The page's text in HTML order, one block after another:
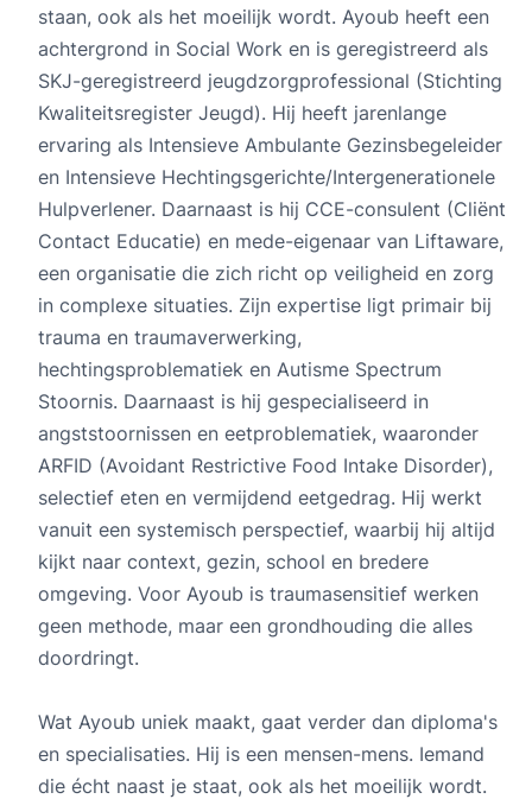
staan, ook als het moeilijk wordt. Ayoub heeft een
achtergrond in Social Work en is geregistreerd als
SKJ-geregistreerd jeugdzorgprofessional (Stichting
Kwaliteitsregister Jeugd). Hij heeft jarenlange
ervaring als Intensieve Ambulante Gezinsbegeleider
en Intensieve Hechtingsgerichte/Intergenerationele
Hulpverlener. Daarnaast is hij CCE-consulent (Cliënt
Contact Educatie) en mede-eigenaar van Liftaware,
een organisatie die zich richt op veiligheid en zorg
in complexe situaties. Zijn expertise ligt primair bij
trauma en traumaverwerking,
hechtingsproblematiek en Autisme Spectrum
Stoornis. Daarnaast is hij gespecialiseerd in
angststoornissen en eetproblematiek, waaronder
ARFID (Avoidant Restrictive Food Intake Disorder),
selectief eten en vermijdend eetgedrag. Hij werkt
vanuit een systemisch perspectief, waarbij hij altijd
kijkt naar context, gezin, school en bredere
omgeving. Voor Ayoub is traumasensitief werken
geen methode, maar een grondhouding die alles
doordringt.
Wat Ayoub uniek maakt, gaat verder dan diploma's
en specialisaties. Hij is een mensen-mens. Iemand
die écht naast je staat, ook als het moeilijk wordt.